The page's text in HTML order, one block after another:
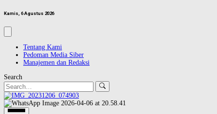
Kamis, 6 Agustus 2026
Tentang Kami
Pedoman Media Siber
Manajemen dan Redaksi
Search